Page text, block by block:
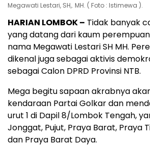
Megawati Lestari, SH,. MH. ( Foto : Istimewa ).
HARIAN LOMBOK – Tidak banyak
yang datang dari kaum
nama Megawati Lestari SH MH.
dikenal juga sebagai aktivis
sebagai Calon DPRD Provinsi NTB.
Mega begitu sapaan akrabnya
kendaraan Partai Golkar dan
urut 1 di Dapil 8/Lombok Tengah,
Jonggat, Pujut, Praya Barat, Praya
dan Praya Barat Daya.